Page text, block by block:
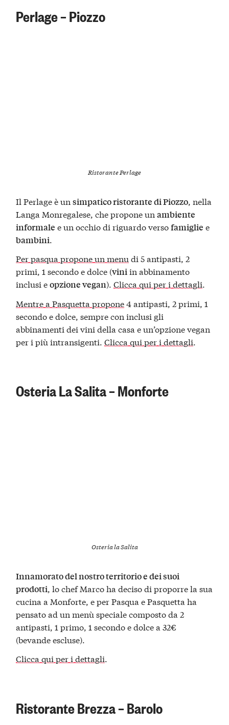
Perlage – Piozzo
Ristorante Perlage
Il Perlage è unsimpatico ristorante di Piozzo, nella
Langa Monregalese, che propone unambiente
informale e un occhio di riguardo versofamiglie e
bambini.
Per pasqua propone un menu di 5 antipasti, 2
primi, 1 secondo e dolce (viniin abbinamento
inclusi eopzione vegan).Clicca qui per i dettagli.
Mentre a Pasquetta propone4 antipasti, 2 primi, 1
secondo e dolce, sempre con inclusi gli
abbinamenti dei vini della casa e un’opzione vegan
per i più intransigenti.Clicca qui per i dettagli.
Osteria La Salita – Monforte
Osteria la Salita
Innamorato del nostro territorio e dei suoi
prodotti, lo chef Marco ha deciso di proporre la sua
cucina a Monforte, e per Pasqua e Pasquetta ha
pensato ad un menù speciale composto da 2
antipasti, 1 primo, 1 secondo e dolce a 32€
(bevande escluse).
Clicca qui per i dettagli.
Ristorante Brezza – Barolo